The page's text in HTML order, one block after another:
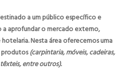
a um público específico e
aprofundar o mercado externo,
Nesta área oferecemos uma
produtos(carpintaria, móveis, cadeiras,
entre outros).